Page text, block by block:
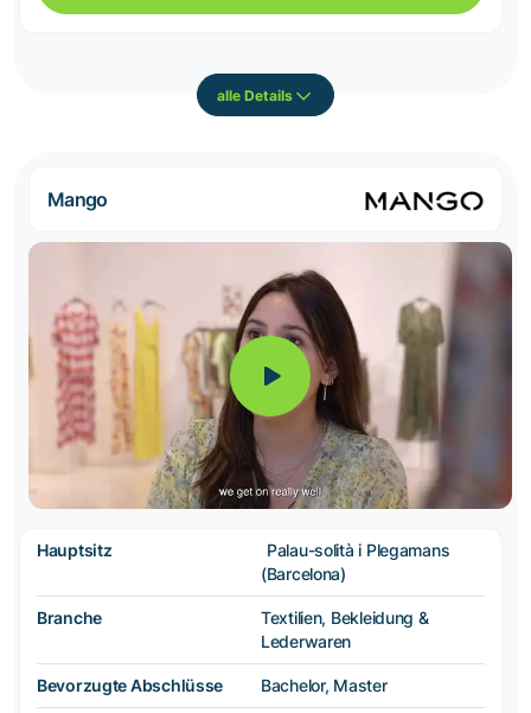
alle Details
Mango
Hauptsitz
Palau-solità i Plegamans
(Barcelona)
Branche
Textilien, Bekleidung &
Lederwaren
Bevorzugte Abschlüsse Bachelor, Master